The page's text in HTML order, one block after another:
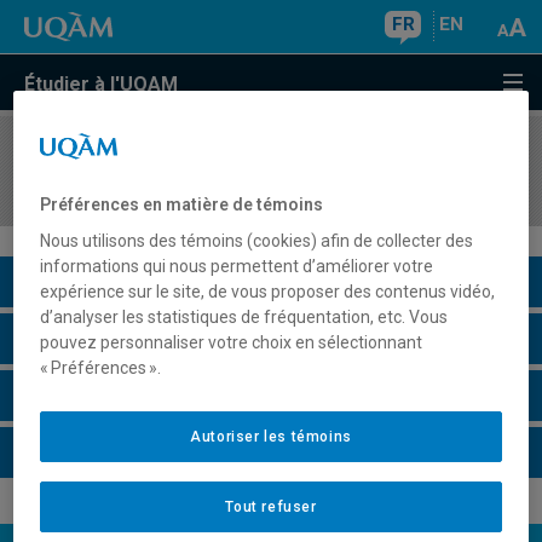
FR EN
Étudier à l'UQAM
COURS//
Description du cours
Horaire - Été 2026
Préférences en matière de témoins
Nous utilisons des témoins (cookies) afin de collecter des
informations qui nous permettent d’améliorer votre
expérience sur le site, de vous proposer des contenus vidéo,
d’analyser les statistiques de fréquentation, etc. Vous
pouvez personnaliser votre choix en sélectionnant
« Préférences ».
Tout refuser
Autoriser les témoins